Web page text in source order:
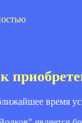
время